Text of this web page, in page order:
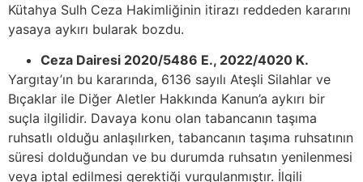
Kütahya Sulh Ceza Hakimliğinin itirazı reddeden kararını
yasaya aykırı bularak bozdu.
Ceza Dairesi 2020/5486 E., 2022/4020 K.
Yargıtay’ın bu kararında, 6136 sayılı Ateşli Silahlar ve
Bıçaklar ile Diğer Aletler Hakkında Kanun’a aykırı bir
suçla ilgilidir. Davaya konu olan tabancanın taşıma
ruhsatlı olduğu anlaşılırken, tabancanın taşıma ruhsatının
süresi dolduğundan ve bu durumda ruhsatın yenilenmesi
veya iptal edilmesi gerektiği vurgulanmıştır. İlgili